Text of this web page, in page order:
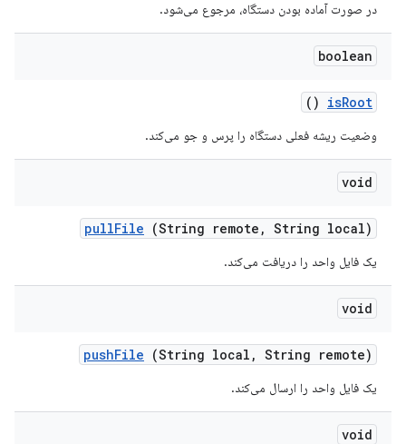
در صورت آماده بودن دستگاه، مرجوع می‌شود.
boolean
isRoot
()
وضعیت ریشه فعلی دستگاه را پرس و جو می‌کند.
void
pullFile (String remote , String local)
یک فایل واحد را دریافت می‌کند.
void
pushFile (String local , String remote)
یک فایل واحد را ارسال می‌کند.
void